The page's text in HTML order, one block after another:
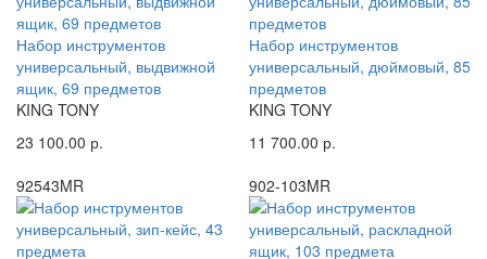
Набор инструментов
универсальный, выдвижной
ящик, 69 предметов
KING TONY
23 100.00 р.
Набор инструментов
универсальный, дюймовый, 85
предметов
KING TONY
11 700.00 р.
92543MR
902-103MR